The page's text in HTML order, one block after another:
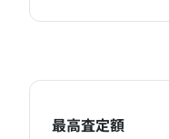
最高査定額